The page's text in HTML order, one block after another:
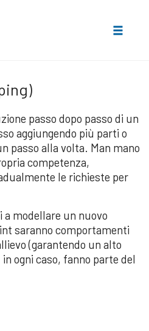
passo dopo passo di un
aggiungendo più parti o
passo alla volta. Man mano
competenza,
le richieste per
a modellare un nuovo
saranno comportamenti
(garantendo un alto
ogni caso, fanno parte del